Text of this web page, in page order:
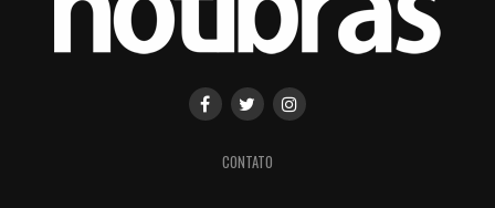
CONTATO